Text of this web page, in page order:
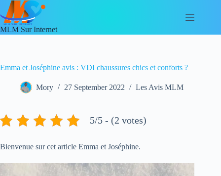
Skip
to
content
MLM Sur Internet
Emma et Joséphine avis : VDI chaussures chics et conforts ?
Mory 27 September 2022 Les Avis MLM
5/5 - (2 votes)
Bienvenue sur cet article Emma et Joséphine.